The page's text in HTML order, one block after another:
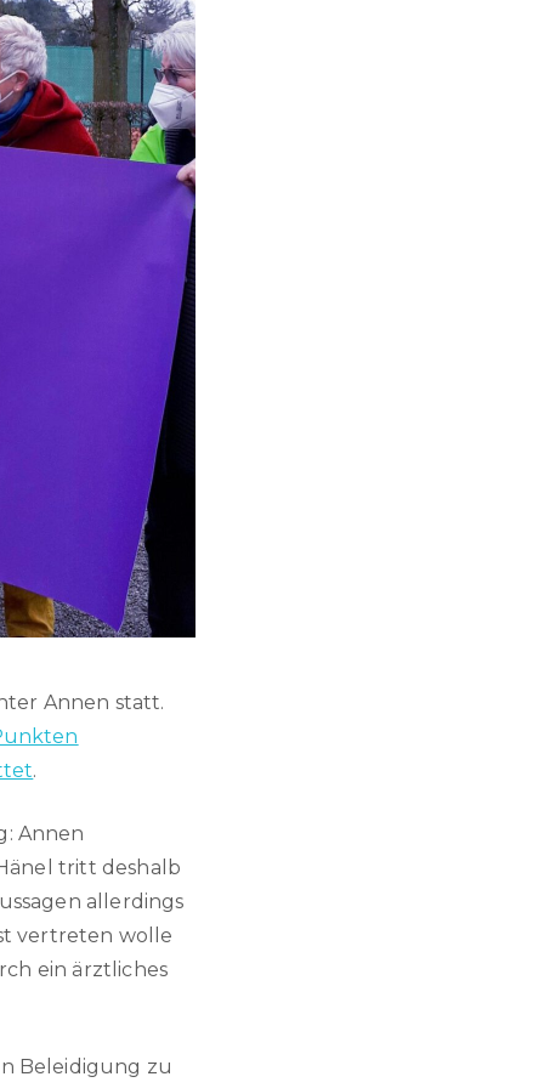
Annen statt.
.
Annen
tritt deshalb
allerdings
vertreten wolle
ein ärztliches
Beleidigung zu